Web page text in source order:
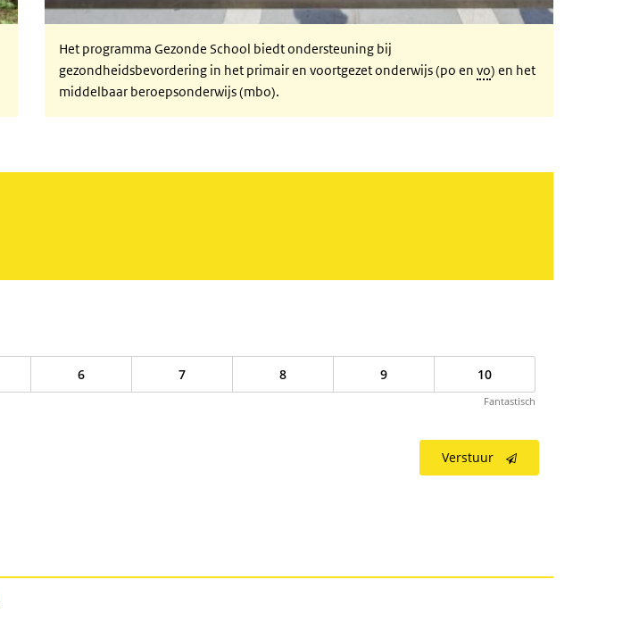
Het programma Gezonde School biedt ondersteuning bij
gezondheidsbevordering in het primair en voortgezet onderwijs (po en vo) en het
middelbaar beroepsonderwijs (mbo).
6 7 8 9 10
Fantastisch
Verstuur